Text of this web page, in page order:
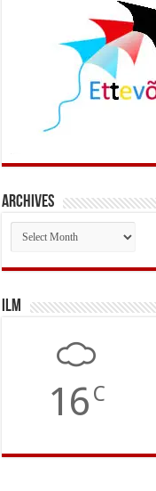
Archives
Archives
Ilm
16 C